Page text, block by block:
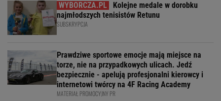
Kolejne medale w dorobku
najmłodszych tenisistów Retunu
SUBSKRYPCJA
Prawdziwe sportowe emocje mają miejsce na
torze, nie na przypadkowych ulicach. Jedź
bezpiecznie - apelują profesjonalni kierowcy i
internetowi twórcy na 4F Racing Academy
MATERIAŁ PROMOCYJNY PR